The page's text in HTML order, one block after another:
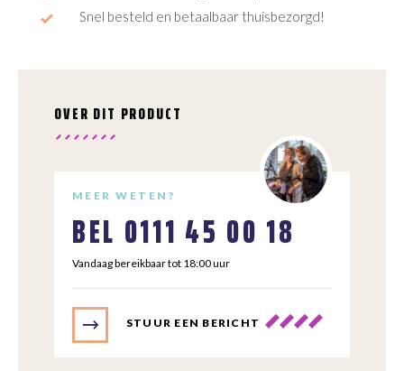
Snel besteld en betaalbaar thuisbezorgd!
OVER DIT PRODUCT
MEER WETEN?
BEL 0111 45 00 18
Vandaag bereikbaar tot 18:00 uur
STUUR EEN BERICHT